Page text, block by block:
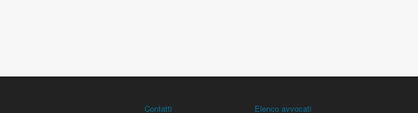
Contatti Elenco avvocati